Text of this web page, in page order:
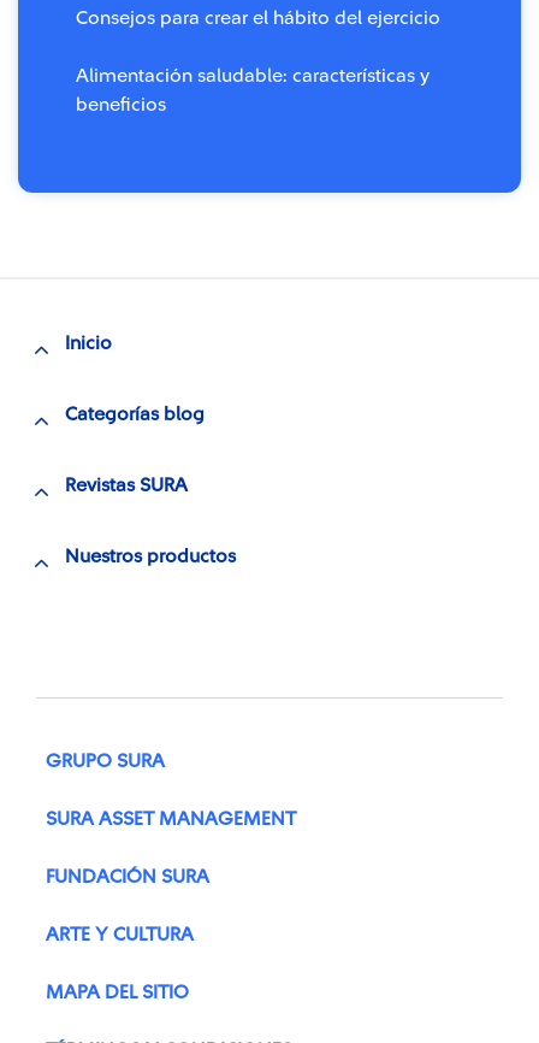
Consejos para crear el hábito del ejercicio
Alimentación saludable: características y
beneficios
Inicio
Categorías blog
Revistas SURA
Nuestros productos
GRUPO SURA
SURA ASSET MANAGEMENT
FUNDACIÓN SURA
ARTE Y CULTURA
MAPA DEL SITIO